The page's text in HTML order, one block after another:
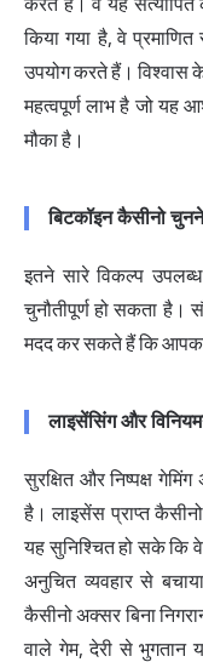
किया गया है, वे
उपयोग करते हैं। विश्वास
महत्वपूर्ण लाभ है जो यह
मौका है।
बिटकॉइन कैसीनो
इतने सारे विकल्प
चुनौतीपूर्ण हो सकता है।
मदद कर सकते हैं कि आपका
लाइसेंसिंग और
सुरक्षित और निष्पक्ष
है। लाइसेंस प्राप्त
यह सुनिश्चित हो सके कि
अनुचित व्यवहार से
कैसीनो अक्सर बिना
वाले गेम, देरी से भुगतान